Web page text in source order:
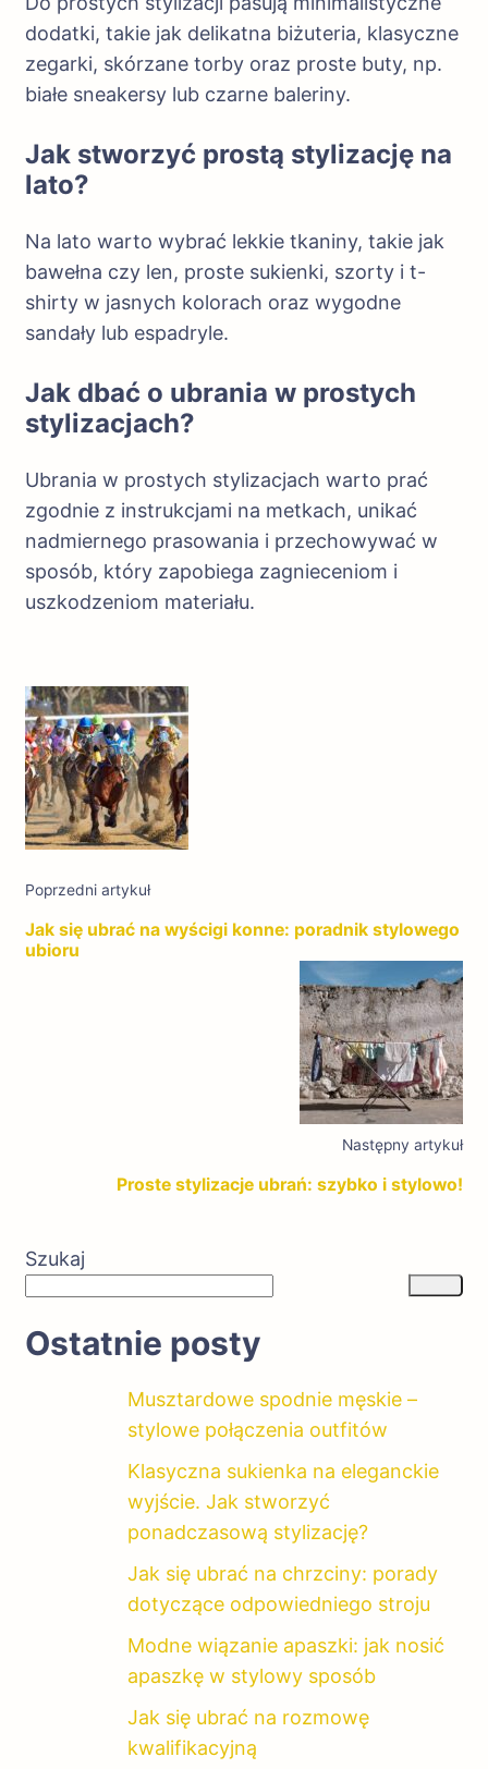
dodatki, takie jak delikatna biżuteria, klasyczne
zegarki, skórzane torby oraz proste buty, np.
białe sneakersy lub czarne baleriny.
Jak stworzyć prostą stylizację na
lato?
Na lato warto wybrać lekkie tkaniny, takie jak
bawełna czy len, proste sukienki, szorty i t-
shirty w jasnych kolorach oraz wygodne
sandały lub espadryle.
Jak dbać o ubrania w prostych
stylizacjach?
Ubrania w prostych stylizacjach warto prać
zgodnie z instrukcjami na metkach, unikać
nadmiernego prasowania i przechowywać w
sposób, który zapobiega zagnieceniom i
uszkodzeniom materiału.
Nawigacja
wpisu
Poprzedni artykuł
Jak się ubrać na wyścigi konne: poradnik stylowego
ubioru
Następny artykuł
Proste stylizacje ubrań: szybko i stylowo!
Szukaj
Ostatnie posty
Musztardowe spodnie męskie –
stylowe połączenia outfitów
Klasyczna sukienka na eleganckie
wyjście. Jak stworzyć
ponadczasową stylizację?
Jak się ubrać na chrzciny: porady
dotyczące odpowiedniego stroju
Modne wiązanie apaszki: jak nosić
apaszkę w stylowy sposób
Jak się ubrać na rozmowę
kwalifikacyjną